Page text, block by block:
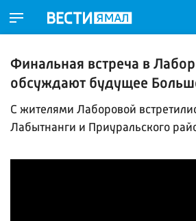
Финальная встреча в
обсуждают будущее
С жителями Лаборовой
Лабытнанги и Приуральского